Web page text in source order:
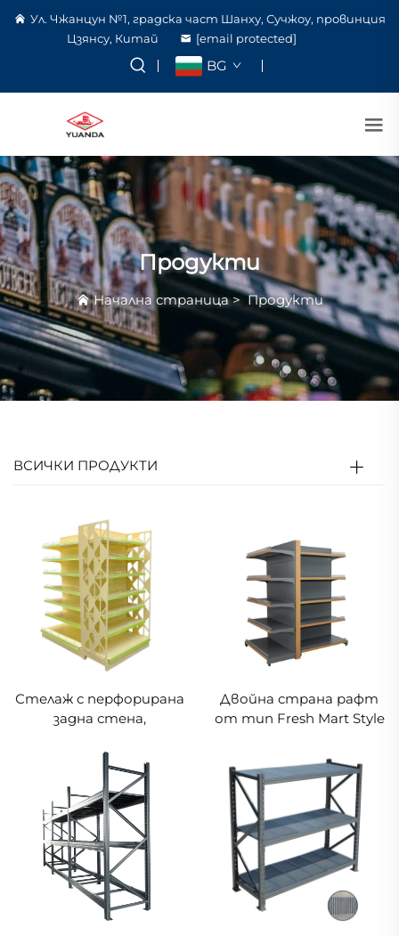
Ул. Чжанцун №1, градска част Шанху, Сучжоу, провинция
Цзянсу, Китай
[email protected]
BG
Продукти
Начална страница>Продукти
ВСИЧКИ ПРОДУКТИ
Стелаж с перфорирана
задна стена,
странична плоча за
край на рафт
Двойна страна рафт
от тип Fresh Mart Style